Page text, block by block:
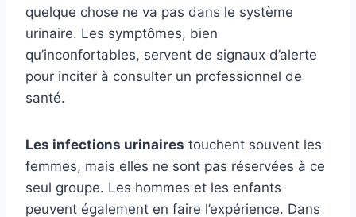
quelque chose ne va pas dans le système
urinaire. Les symptômes, bien
qu’inconfortables, servent de signaux d’alerte
pour inciter à consulter un professionnel de
santé.
Les infections urinaires touchent souvent les
femmes, mais elles ne sont pas réservées à ce
seul groupe. Les hommes et les enfants
peuvent également en faire l’expérience. Dans